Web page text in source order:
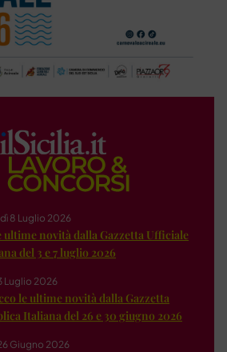
8 Luglio 2026
ultime novità dalla Gazzetta Ufficiale
del 3 e 7 luglio 2026
Luglio 2026
le ultime novità dalla Gazzetta
Italiana del 26 e 30 giugno 2026
Giugno 2026